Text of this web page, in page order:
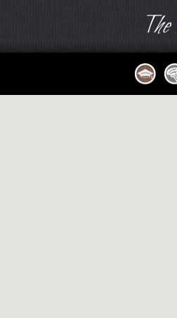
The